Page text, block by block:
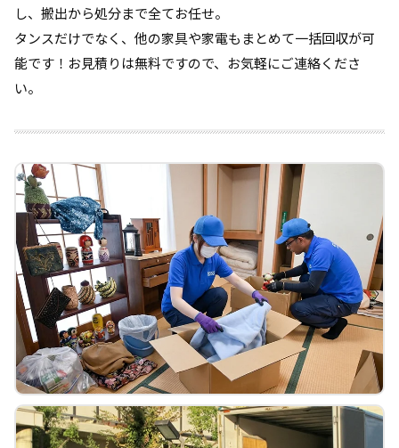
し、搬出から処分まで全てお任せ。
タンスだけでなく、他の家具や家電もまとめて一括回収が可
能です！お見積りは無料ですので、お気軽にご連絡くださ
い。